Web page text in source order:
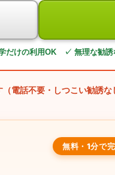
だけの利用OK ✓ 無理な勧
電話不要・しつこい勧誘な
無料・1分で